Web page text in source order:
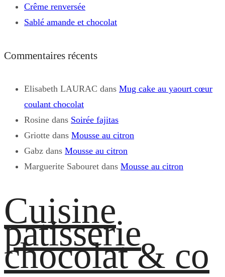
Crême renversée
Sablé amande et chocolat
Commentaires récents
Elisabeth LAURAC dans Mug cake au yaourt cœur
coulant chocolat
Rosine dans Soirée fajitas
Griotte dans Mousse au citron
Gabz dans Mousse au citron
Marguerite Sabouret dans Mousse au citron
Cuisine
patisserie
chocolat & co